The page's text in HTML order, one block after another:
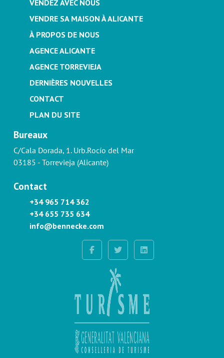
VENDEZ AVEC NOUS
VENDRE SA MAISON À ALICANTE
À PROPOS DE NOUS
AGENCE ALICANTE
AGENCE TORREVIEJA
DERNIÈRES NOUVELLES
CONTACT
PLAN DU SITE
Bureaux
C/Cala Dorada, 1. Urb.Rocío del Mar
03185 - Torrevieja (Alicante)
Contact
+34 965 714 362
+34 655 735 634
info@bennecke.com